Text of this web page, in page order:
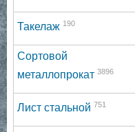
Такелаж 190
Сортовой
металлопрокат 3896
Лист стальной 751